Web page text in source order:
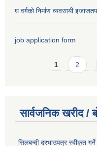
घ वर्गको निर्माण व्यवसायी
job application form
Pages1 2
सार्वजनिक खरीद /
सिलबन्दी दरभाउपत्र स्वीकृत